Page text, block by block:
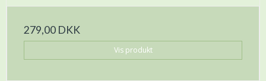
279,00 DKK
Vis produkt